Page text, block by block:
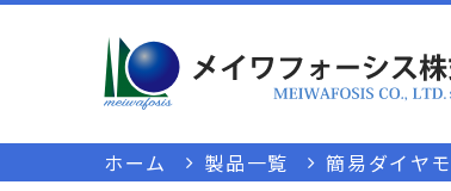
ホーム 製品一覧 簡易ダイヤ